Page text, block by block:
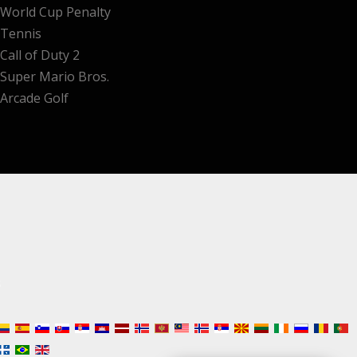
World Cup Penalty
Tennis
Call of Duty 2
Super Mario Bros.
Arcade Golf